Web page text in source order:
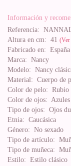
Información y
Referencia:
Altura en cm: 41 (Ver
Fabricado en: España
Marca: Nancy
Modelo: Nancy
Material: Cuerpo de
Color de pelo: Rubio
Color de ojos: Azules
Tipo de ojos: Ojos
Etnia: Caucásica
Género: No sexado
Tipo de artículo:
Tipo de muñeca:
Estilo: Estilo clásico